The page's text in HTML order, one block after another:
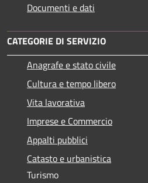
Documenti e dati
CATEGORIE DI SERVIZIO
Anagrafe e stato civile
Cultura e tempo libero
Vita lavorativa
Imprese e Commercio
Appalti pubblici
Catasto e urbanistica
Turismo